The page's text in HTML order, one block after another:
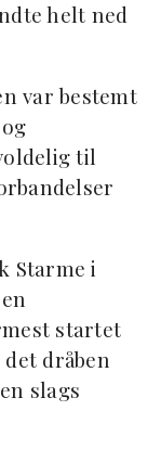
helt ned
var bestemt
til
Starme i
startet
dråben
slags